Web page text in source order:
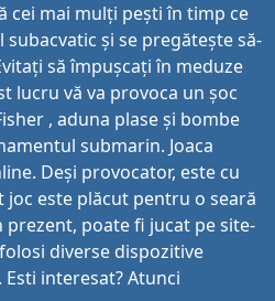
cei mai mulți pești în timp ce
și se pregătește să-
să împușcați în meduze
lucru vă va provoca un șoc
, aduna plase și bombe
submarin. Joaca
Deși provocator, este cu
joc este plăcut pentru o seară
poate fi jucat pe site-
diverse dispozitive
interesat? Atunci